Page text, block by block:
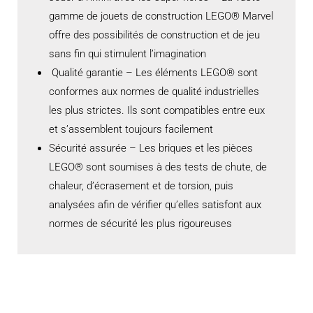
gamme de jouets de construction LEGO® Marvel
offre des possibilités de construction et de jeu
sans fin qui stimulent l’imagination
Qualité garantie – Les éléments LEGO® sont
conformes aux normes de qualité industrielles
les plus strictes. Ils sont compatibles entre eux
et s’assemblent toujours facilement
Sécurité assurée – Les briques et les pièces
LEGO® sont soumises à des tests de chute, de
chaleur, d’écrasement et de torsion, puis
analysées afin de vérifier qu’elles satisfont aux
normes de sécurité les plus rigoureuses